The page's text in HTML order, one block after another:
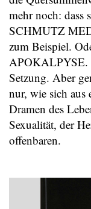
mehr noch: dass
SCHMUTZ
zum Beispiel.
APOKALPYSE.
Setzung. Aber
nur, wie sich
Dramen des
Sexualität, der
offenbaren.